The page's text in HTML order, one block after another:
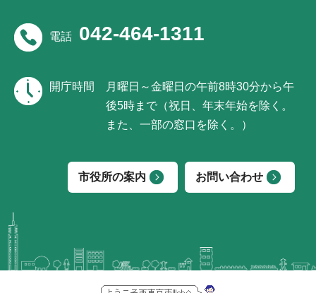
電話 042-464-1311
開庁時間
月曜日～金曜日の午前8時30分から午
後5時まで（祝日、年末年始を除く。
また、一部の窓口を除く。）
市役所の案内 お問い合わせ